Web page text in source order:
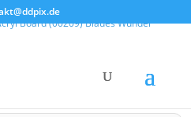
Board (00209) Blaues Wunder